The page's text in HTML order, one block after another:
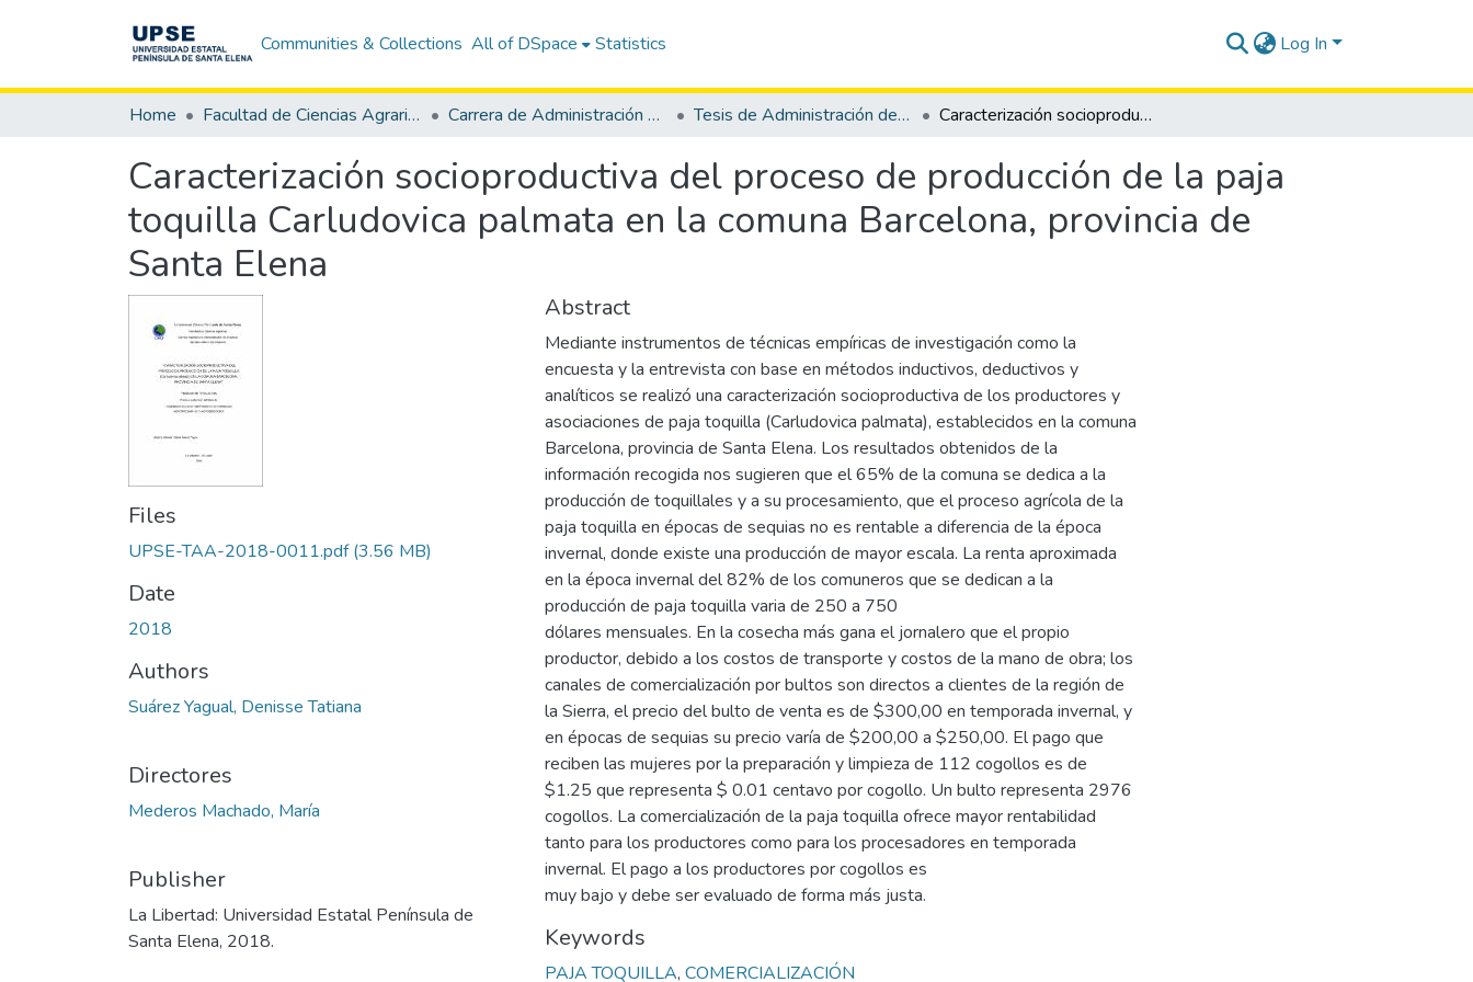
Communities & Collections All of DSpace Statistics Log In
Home Facultad de Ciencias Agrarias Carrera de Administración de Empresas Agropecuarias y Agronegocios Tesis de Administración de Empresas Agropecuarias y Agronegocios Caracterización socioproductiva del proceso de producción de la paja toquilla Carludovica palmata en la comuna Barcelona, provincia de Santa Elena
Caracterización socioproductiva del proceso de producción de la paja
toquilla Carludovica palmata en la comuna Barcelona, provincia de
Santa Elena
Files
UPSE-TAA-2018-0011.pdf(3.56 MB)
Date
2018
Authors
Suárez Yagual, Denisse Tatiana
Directores
Mederos Machado, María
Publisher
La Libertad: Universidad Estatal Península de
Santa Elena, 2018.
Abstract
Mediante instrumentos de técnicas empíricas de investigación como la
encuesta y la entrevista con base en métodos inductivos, deductivos y
analíticos se realizó una caracterización socioproductiva de los productores y
asociaciones de paja toquilla (Carludovica palmata), establecidos en la comuna
Barcelona, provincia de Santa Elena. Los resultados obtenidos de la
información recogida nos sugieren que el 65% de la comuna se dedica a la
producción de toquillales y a su procesamiento, que el proceso agrícola de la
paja toquilla en épocas de sequias no es rentable a diferencia de la época
invernal, donde existe una producción de mayor escala. La renta aproximada
en la época invernal del 82% de los comuneros que se dedican a la
producción de paja toquilla varia de 250 a 750
dólares mensuales. En la cosecha más gana el jornalero que el propio
productor, debido a los costos de transporte y costos de la mano de obra; los
canales de comercialización por bultos son directos a clientes de la región de
la Sierra, el precio del bulto de venta es de $300,00 en temporada invernal, y
en épocas de sequias su precio varía de $200,00 a $250,00. El pago que
reciben las mujeres por la preparación y limpieza de 112 cogollos es de
$1.25 que representa $ 0.01 centavo por cogollo. Un bulto representa 2976
cogollos. La comercialización de la paja toquilla ofrece mayor rentabilidad
tanto para los productores como para los procesadores en temporada
invernal. El pago a los productores por cogollos es
muy bajo y debe ser evaluado de forma más justa.
Keywords
PAJA TOQUILLA, COMERCIALIZACIÓN